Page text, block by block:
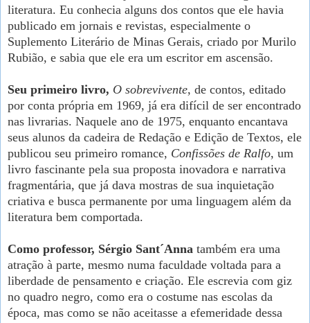
literatura. Eu conhecia alguns dos contos que ele havia
publicado em jornais e revistas, especialmente o
Suplemento Literário de Minas Gerais, criado por Murilo
Rubião, e sabia que ele era um escritor em ascensão.
Seu primeiro livro, O sobrevivente, de contos, editado
por conta própria em 1969, já era difícil de ser encontrado
nas livrarias. Naquele ano de 1975, enquanto encantava
seus alunos da cadeira de Redação e Edição de Textos, ele
publicou seu primeiro romance, Confissões de Ralfo, um
livro fascinante pela sua proposta inovadora e narrativa
fragmentária, que já dava mostras de sua inquietação
criativa e busca permanente por uma linguagem além da
literatura bem comportada.
Como professor, Sérgio Sant´Anna também era uma
atração à parte, mesmo numa faculdade voltada para a
liberdade de pensamento e criação. Ele escrevia com giz
no quadro negro, como era o costume nas escolas da
época, mas como se não aceitasse a efemeridade dessa